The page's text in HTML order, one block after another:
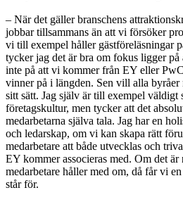
– När det gäller branschens
jobbar tillsammans än att vi försöker
vi till exempel håller gästföreläsningar
tycker jag det är bra om fokus ligger på
inte på att vi kommer från EY eller
vinner på i längden. Sen vill alla
sitt sätt. Jag själv är till exempel väldigt
företagskultur, men tycker att det
medarbetarna själva tala. Jag har en
och ledarskap, om vi kan skapa rätt
medarbetare att både utvecklas och
EY kommer associeras med. Om det är
medarbetare håller med om, då får vi
står för.